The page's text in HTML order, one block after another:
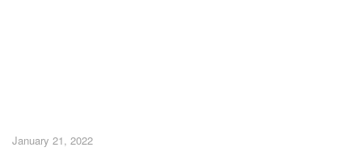
January 21, 2022